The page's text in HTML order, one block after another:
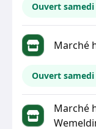
Ouvert
Marché
Ouvert
Marché